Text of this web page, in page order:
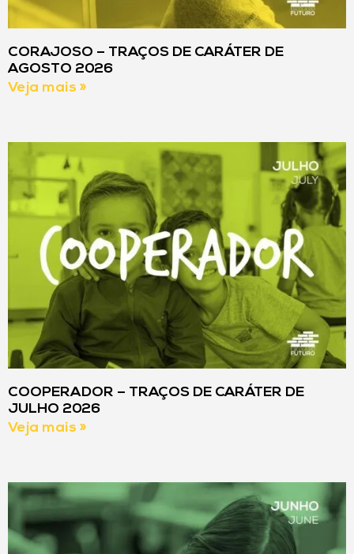
CORAJOSO – TRAÇOS DE CARÁTER DE
AGOSTO 2026
Veja mais »
COOPERADOR – TRAÇOS DE CARÁTER DE
JULHO 2026
Veja mais »